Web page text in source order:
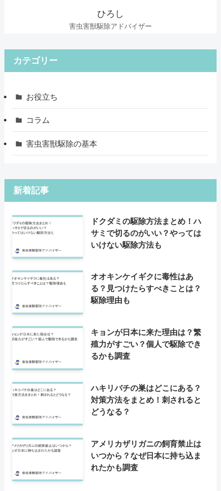
ひろし
害虫害獣駆除アドバイザー
カテゴリー
お役立ち
コラム
害虫害獣駆除の基本
新着記事
ドクダミの駆除方法まとめ！ハ
サミで切るのがいい？やっては
いけない駆除方法も
オオキンケイギクに毒性はあ
る？見つけたらすべきことは？
駆除理由も
キョンが日本に来た理由は？繁
殖力がすごい？個人で駆除でき
るかも調査
ハキリバチの巣はどこにある？
対策方法をまとめ！刺されると
どうなる？
アメリカザリガニの飼育禁止は
いつから？なぜ日本に持ち込ま
れたかも調査